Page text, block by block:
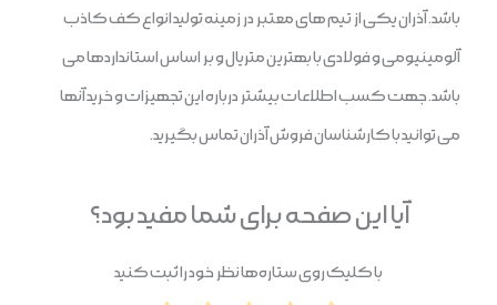
باشد. آذران یکی از تیم های معتبر در زمینه تولید انواع کف کاذب
آلومینیومی و فولادی با بهترین متریال و بر اساس استانداردها می
باشد. جهت کسب اطلاعات بیشتر درباره این تجهیزات و خرید آنها
می توانید با کارشناسان فروش آذران تماس بگیرید.
آیا این صفحه برای شما مفید بود؟
با کلیک روی ستاره‌ها نظر خود را ثبت کنید